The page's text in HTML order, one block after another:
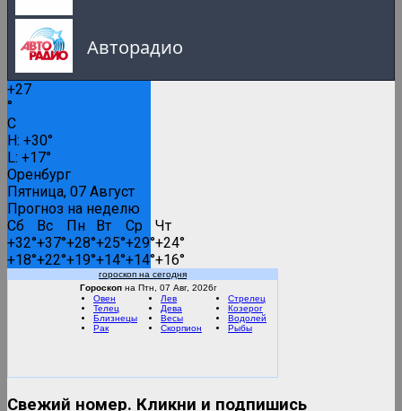
Авторадио
Вести FM
RMC Lounge
+27
°
C
H: +30°
L: +17°
Оренбург
Пятница, 07 Август
Прогноз на неделю
Сб
Вс Пн Вт Ср
Чт
+32°+37°+28°+25°+29°+24°
+18°+22°+19°+14°+14°+16°
Гороскоп на Птн, 07 Авг, 2026г
гороскоп на сегодня
Овен
Телец
Близнецы
Рак
Лев
Дева
Весы
Скорпион
Стрелец
Козерог
Водолей
Рыбы
Свежий номер. Кликни и подпишись